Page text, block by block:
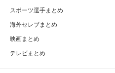
スポーツ選手まとめ
海外セレブまとめ
映画まとめ
テレビまとめ